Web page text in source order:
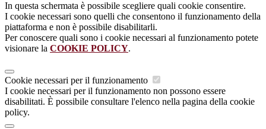
In questa schermata è possibile scegliere quali cookie consentire.
I cookie necessari sono quelli che consentono il funzionamento della
piattaforma e non è possibile disabilitarli.
Per conoscere quali sono i cookie necessari al funzionamento potete
visionare la COOKIE POLICY.
Cookie necessari per il funzionamento
I cookie necessari per il funzionamento non possono essere
disabilitati. È possibile consultare l'elenco nella pagina della cookie
policy.